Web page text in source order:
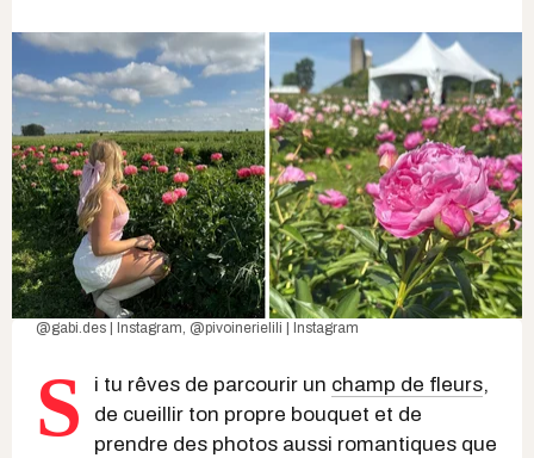
@gabi.des | Instagram, @pivoinerielili | Instagram
S i tu rêves de parcourir un champ de fleurs,
de cueillir ton propre bouquet et de
prendre des photos aussi romantiques que